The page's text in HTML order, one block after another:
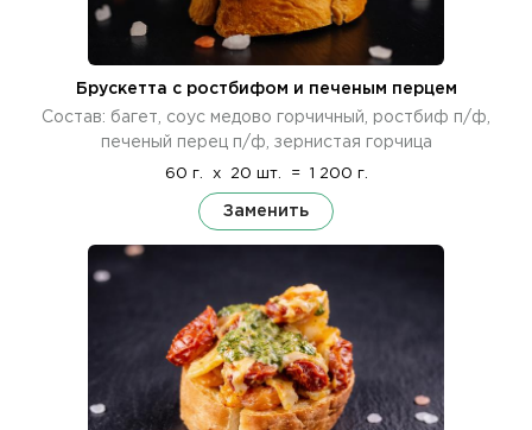
Брускетта с ростбифом и печеным перцем
Состав: багет, соус медово горчичный, ростбиф п/ф,
печеный перец п/ф, зернистая горчица
60 г. x 20 шт. = 1 200 г.
Заменить